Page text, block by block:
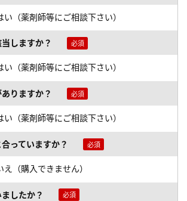
い（薬剤師等にご相談下さい）
しますか？
い（薬剤師等にご相談下さい）
りますか？
い（薬剤師等にご相談下さい）
っていますか？
え（購入できません）
したか？